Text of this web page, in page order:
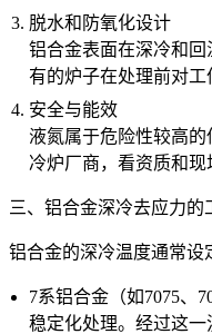
脱水和防氧化设计
铝合金表面在深冷和
有的炉子在处理前对工
安全与能效
液氮属于危险性较高
冷炉厂商，看资质和现
三、铝合金深冷去应力的
铝合金的深冷温度通常
7系铝合金（如7075、
稳定化处理。经过这一